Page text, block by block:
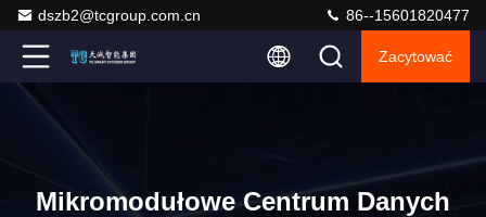
dszb2@tcgroup.com.cn 86--15601820477
Zacytować
Mikromodułowe Centrum Danych